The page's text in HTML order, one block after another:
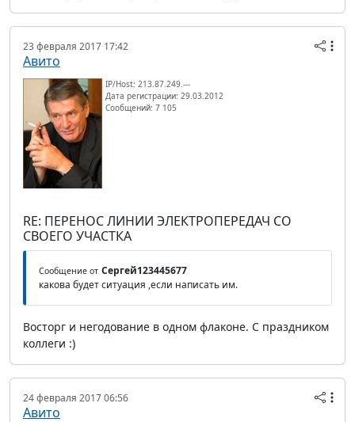
23 февраля 2017 17:42
Авито
IP/Host: 213.87.249.---
Дата регистрации: 29.03.2012
Сообщений: 7 105
RE: ПЕРЕНОС ЛИНИИ ЭЛЕКТРОПЕРЕДАЧ СО
СВОЕГО УЧАСТКА
Сообщение от Сергей123445677
какова будет ситуация ,если написать им.
Восторг и негодование в одном флаконе. С праздником
коллеги :)
24 февраля 2017 06:56
Авито